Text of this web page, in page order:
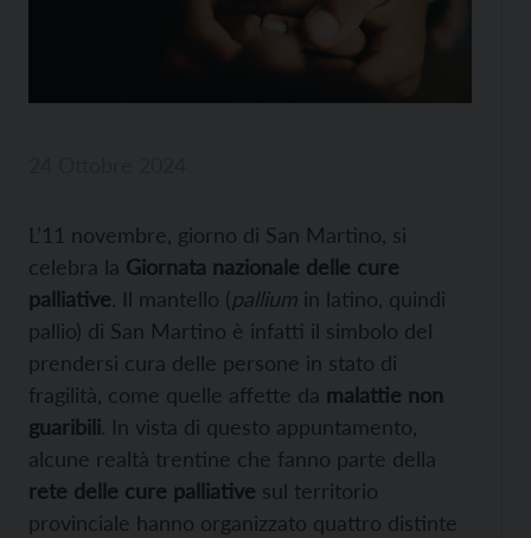
L’11 novembre, giorno di San Martino, si
celebra la Giornata nazionale delle cure
palliative. Il mantello (pallium in latino, quindi
pallio) di San Martino è infatti il simbolo del
prendersi cura delle persone in stato di
fragilità, come quelle affette da malattie non
guaribili. In vista di questo appuntamento,
alcune realtà trentine che fanno parte della
rete delle cure palliative sul territorio
provinciale hanno organizzato quattro distinte